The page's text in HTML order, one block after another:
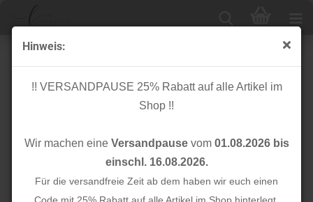
Hinweis:
!! VERSANDPAUSE 25% Rabatt auf alle Artikel im
Shop !!
Wir machen eine Versandpausevom 01.08.2026 bis
einschl. 16.08.2026.
Für die versandfreie Zeit ab dem haben wir euch einen
RESTSTÜCK 1,10m !!! - Viskose - Blossom - Cloud9
Fabrics